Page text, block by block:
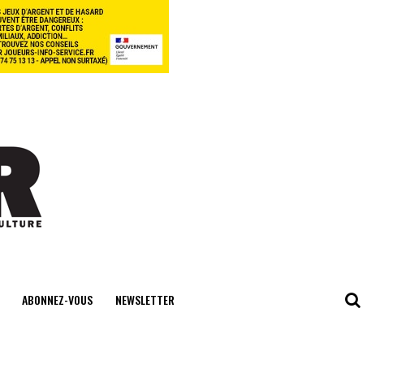
ABONNEZ-VOUS NEWSLETTER